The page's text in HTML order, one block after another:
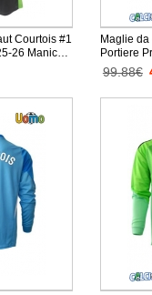
Courtois #1
26 Manica
Maglie
Portiere
99.88€